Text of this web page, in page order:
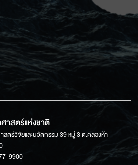
สตร์แห่งชาติ
ตร์วิจัยและนวัตกรรม 39 หมู่ 3 ต.คลองห้า
9900